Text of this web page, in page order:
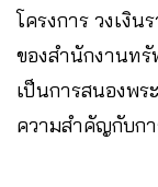
โครงการ วงเงิ
ของสำนักงานท
เป็นการสนองพร
ความสำคัญกับก